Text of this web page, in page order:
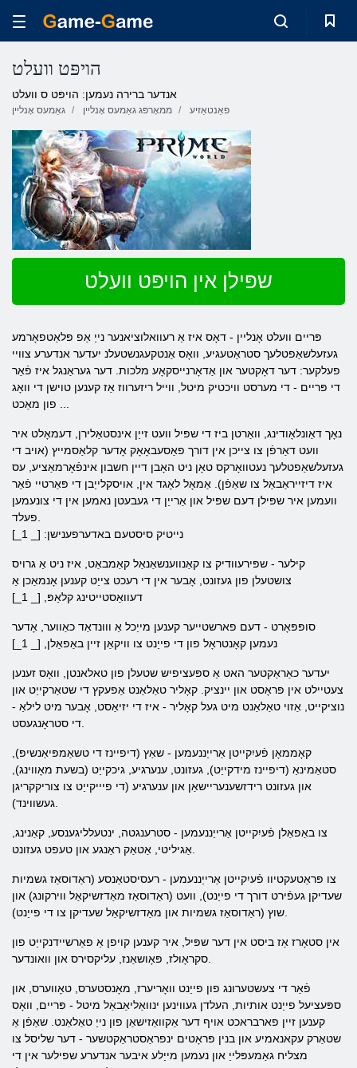
הויפּט וועלט
אנדער ברירה נעמען: הויפּט ס וועלט
גאַמעס אָנליין ממאָרפּג גאַמעס אָנליין פאַנטאַזיע
שפּילן אין הויפּט וועלט
פּריים וועלט אָנליין - דאָס איז אַ רעוואלוציאנער נייַ אַפ פּלאַטפאָרמע
געזעלשאַפטלעך סטראַטעגיע, וואָס אַנטקעגנשטעלנ יעדער אנדערע צוויי
פעלקער: דער דאָקטער און אַדאָרנייסקאָע מלכות. דער געראַנגל איז פֿאַר
די פּריים - די מערסט וויכטיק מיטל, ווייל ריזערווז אַז קענען טוישן די וואָג
נאָך דאַונלאָודינג, וואַרטן ביז די שפּיל וועט זייַן אינסטאַלירן, דעמאָלט איר
וועט דאַרפֿן צו צייכן אין דורך פאַסעבאָאָק אָדער קלאַסמייץ (אויב די
געזעלשאַפטלעך נעטוואָרקס טאָן ניט האָבן דיין חשבון אינפֿאָרמאַציע, עס
איז דיזייראַבאַל צו שאַפֿן). אַמאָל לאָגד אין, אויסקלייַבן די פּאַרטיי פֿאַר
וועמען איר שפּילן דעם שפּיל און אַרייַן די געבעטן נאמען אין די צונעמען
נייטיק סיסטעם באדערפענישן: [_ 1_]
קילער - שפּירעוודיק צו קאַנווענשאַנאַל קאַמבאַט, איז ניט אַ גרויס
צושטעלן פון געזונט, אָבער אין די רעכט צייַט קענען אָנמאַכן אַ
דעוואַסטייטינג קלאַפּ, [_ 1_]
סופּפּאָרט - דעם פארשטייער קענען מייַכל אַ ווונדאַד כאַווער, אָדער
נעמען קאָנטראָל פון די פייַנט צו וויקאַן זיין באַפאַלן, [_ 1_]
יעדער כאַראַקטער האט אַ ספּעציפיש שטעלן פון טאלאנטן, וואָס זענען
צעטיילט אין פּראָסט און יינציק. קאָליר טאַלאַנט אַפעקץ די שטאַרקייַט און
נוציקייט, אַזוי טאַלאַנט מיט געל קאָליר - איז די יזיאַסט, אָבער מיט לילאַ -
קאָממאָן פֿעיִקייטן אַרייַננעמען - שאַץ (דיפיינז די טשאַמפּיאַנשיפּ),
סטאַמינאַ (דיפיינז מידקייַט), געזונט, ענערגיע, גיכקייַט (בשעת מאָווינג),
און געזונט רידזשענעריישאַן און ענערגיע (די פיייקייַט צו צוריקקריגן
צו באַפאַלן פֿעיִקייטן אַרייַננעמען - סטרענגטה, ינטעלליגענסע, קאַנינג,
צו פּראַטעקטיוו פֿעיִקייטן אַרייַננעמען - רעסיסטאַנסע (ראַדוסאַז גשמיות
שעדיקן געפֿירט דורך די פייַנט), וועט (ראַדוסאַז מאַדזשיקאַל ווירקונג) און
אין סטאָרז אַז ביסט אין דער שפּיל, איר קענען קויפן אַ פאַרשיידנקייַט פון
פֿאַר די צעשטערונג פון פייַנט וואָריערז, מאָנסטערס, טאָווערס, און
ספּעציעל פייַנט אותיות, העלדן געווינען ינוואַליאַבאַל מיטל - פּריים, וואָס
קענען זיין פארבראכט אויף דער אַקוואַזישאַן פון נייַ טאַלאַנט. שאַפֿן אַ
שטאַרק עקאנאמיע און בנין פּראָטים ינפראַסטראַקטשער - דער שליסל צו
מצליח גאַמעפּלייַ און נעמען מייַלע איבער אנדערע שפילער אין די